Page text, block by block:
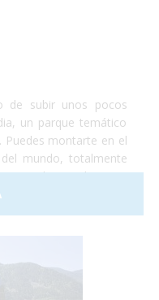
de subir unos pocos
un parque temático
Puedes montarte en el
mundo, totalmente
por el parque
ciervos, lobos y